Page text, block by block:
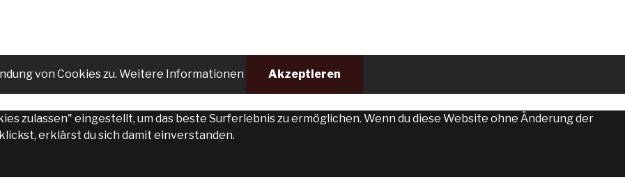
von Cookies zu. Weitere Informationen Akzeptieren
zulassen" eingestellt, um das beste Surferlebnis zu ermöglichen. Wenn du diese Website ohne Änderung der
erklärst du sich damit einverstanden.